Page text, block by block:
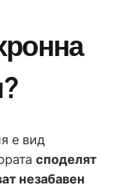
е вид
споделят
незабавен